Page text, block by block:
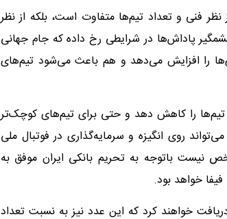
نظر فنی و تعداد تیم‌ها متفاوت است، بلکه از نظر
پاداش‌ها در شرایطی رخ داده که جام جهانی
هم تعداد بازی‌ها را افزایش می‌دهد و هم باعث می‌شود تیم‌های
را کاهش دهد و حتی برای تیم‌های کوچک‌تر
روی انگیزه و سرمایه‌گذاری در فوتبال ملی
نیست باتوجه به تحریم بانکی ایران موفق به
خواهد بود.
خواهند کرد که این عدد نیز به نسبت تعداد